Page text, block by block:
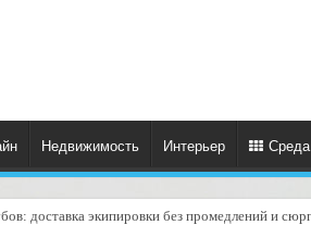
Недвижимость Интерьер Среда
для клиентов: практическое руководство